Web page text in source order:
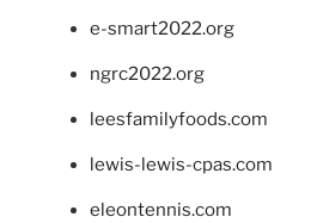
e-smart2022.org
ngrc2022.org
leesfamilyfoods.com
lewis-lewis-cpas.com
eleontennis.com